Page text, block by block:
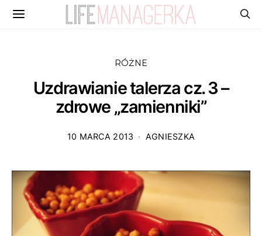
RÓŻNE
Uzdrawianie talerza cz. 3 –
zdrowe „zamienniki”
10 MARCA 2013 AGNIESZKA